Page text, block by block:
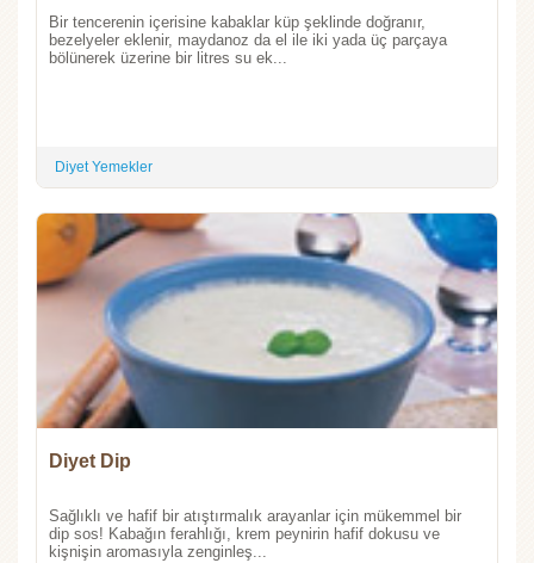
Bir tencerenin içerisine kabaklar küp şeklinde doğranır,
bezelyeler eklenir, maydanoz da el ile iki yada üç parçaya
bölünerek üzerine bir litres su ek...
Diyet Yemekler
Diyet Dip
Sağlıklı ve hafif bir atıştırmalık arayanlar için mükemmel bir
dip sos! Kabağın ferahlığı, krem peynirin hafif dokusu ve
kişnişin aromasıyla zenginleş...